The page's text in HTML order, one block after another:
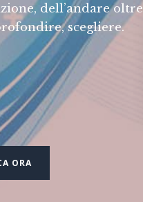
dell’andare oltre
scegliere.
ORA